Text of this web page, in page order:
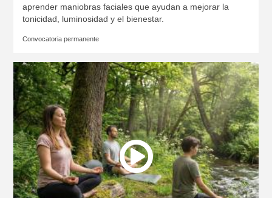
aprender maniobras faciales que ayudan a mejorar la
tonicidad, luminosidad y el bienestar.
Convocatoria permanente